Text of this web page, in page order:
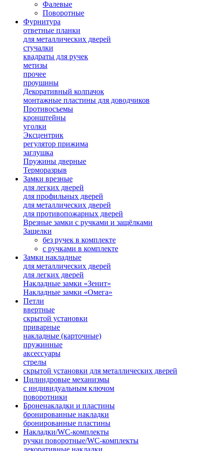
Фалевые
Поворотные
Фурнитура
ответные планки
для металлических дверей
стучалки
квадраты для ручек
метизы
прочее
проушины
Декоративный колпачок
монтажные пластины для доводчиков
Противосъемы
кронштейны
уголки
Эксцентрик
регулятор прижима
заглушка
Пружины дверные
Терморазрыв
Замки врезные
для легких дверей
для профильных дверей
для металлических дверей
для противопожарных дверей
Врезные замки с ручками и защёлками
Защелки
без ручек в комплекте
с ручками в комплекте
Замки накладные
для металлических дверей
для легких дверей
Накладные замки «Зенит»
Накладные замки «Омега»
Петли
ввертные
скрытой установки
приварные
накладные (карточные)
пружинные
аксессуары
стрелы
скрытой установки для металлических дверей
Цилиндровые механизмы
с индивидуальным ключом
поворотники
Броненакладки и пластины
бронированные накладки
бронированные пластины
Накладки/WC-комплекты
ручки поворотные/WC-комплекты
декоративные накладки